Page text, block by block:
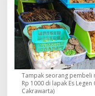
Tampak seorang pembeli
Rp 1000 di lapak Es
Cakrawarta)